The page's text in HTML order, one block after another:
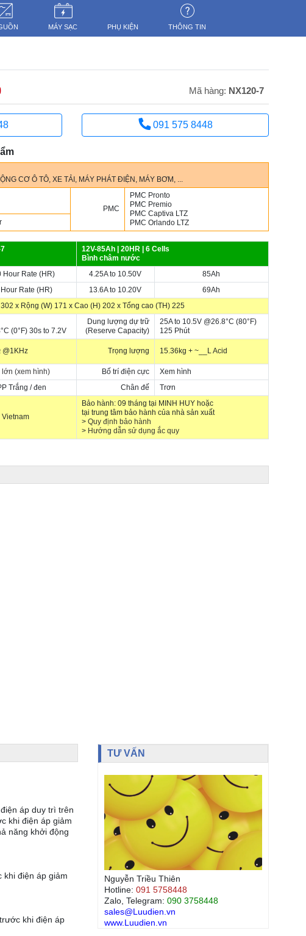
MÁY SẠC PHỤ KIỆN THÔNG TIN
Mã hàng: NX120-7
091 575 8448
CƠ Ô TÔ, XE TẢI, MÁY PHÁT ĐIỆN, MÁY BƠM, ...
PMC
PMC Pronto
PMC Premio
PMC Captiva LTZ
PMC Orlando LTZ
12V-85Ah | 20HR | 6 Cells
Bình châm nước
Hour Rate (HR) 4.25A to 10.50V
85Ah
Rate (HR)
13.6A to 10.20V
69Ah
x Rộng (W) 171 x Cao (H) 202 x Tổng cao (TH) 225
(0°F) 30s to 7.2V
Dung lượng dự trữ
(Reserve Capacity)
25A to 10.5V @26.8°C (80°F)
125 Phút
@1KHz Trọng lượng 15.36kg + ~__L Acid
lớn (xem hình) Bố trí điện cực
Xem hình
Trắng / đen Chân đế Trơn
Vietnam
Bảo hành: 09 tháng tại MINH HUY hoặc
tại trung tâm bảo hành của nhà sản xuất
> Quy định bảo hành
> Hướng dẫn sử dụng ắc quy
áp duy trì trên
khi điện áp giảm
năng khởi động
khi điện áp giảm
khi điện áp
TƯ VẤN
Nguyễn Triều Thiên
Hotline: 091 5758448
Zalo, Telegram: 090 3758448
sales@Luudien.vn
www.Luudien.vn